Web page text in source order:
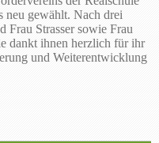
neu gewählt. Nach drei
Frau Strasser sowie Frau
dankt ihnen herzlich für ihr
und Weiterentwicklung